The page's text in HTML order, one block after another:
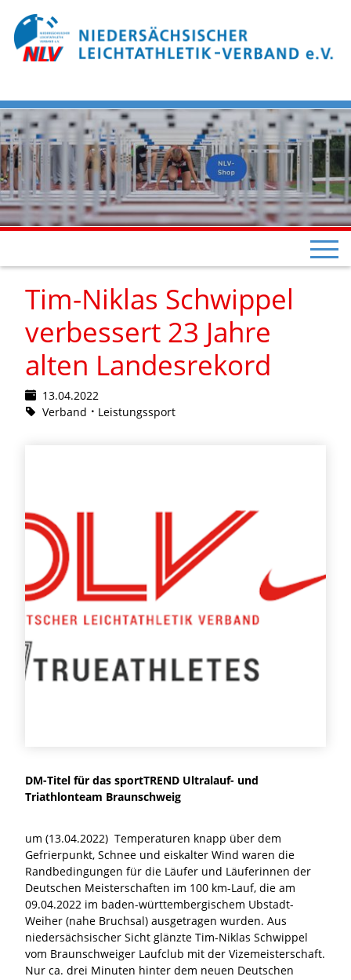
Tim-Niklas Schwippel
verbessert 23 Jahre
alten Landesrekord
13.04.2022
Verband
Leistungssport
DM-Titel für das sportTREND Ultralauf- und
Triathlonteam Braunschweig
um (13.04.2022) Temperaturen knapp über dem
Gefrierpunkt, Schnee und eiskalter Wind waren die
Randbedingungen für die Läufer und Läuferinnen der
Deutschen Meisterschaften im 100 km-Lauf, die am
09.04.2022 im baden-württembergischem Ubstadt-
Weiher (nahe Bruchsal) ausgetragen wurden. Aus
niedersächsischer Sicht glänzte Tim-Niklas Schwippel
vom Braunschweiger Laufclub mit der Vizemeisterschaft.
Nur ca. drei Minuten hinter dem neuen Deutschen